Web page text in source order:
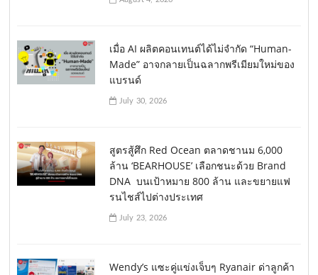
เมื่อ AI ผลิตคอนเทนต์ได้ไม่จำกัด “Human-
Made” อาจกลายเป็นฉลากพรีเมียมใหม่ของ
แบรนด์
July 30, 2026
สูตรสู้ศึก Red Ocean ตลาดชานม 6,000
ล้าน ‘BEARHOUSE’ เลือกชนะด้วย Brand
DNA บนเป้าหมาย 800 ล้าน และขยายแฟ
รนไชส์ไปต่างประเทศ
July 23, 2026
Wendy’s แซะคู่แข่งเจ็บๆ Ryanair ด่าลูกค้า